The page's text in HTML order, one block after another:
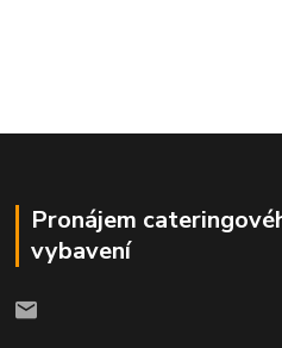
Pronájem
vybavení